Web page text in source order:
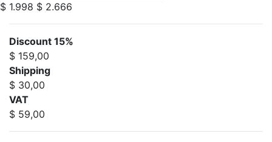
$ 1.998 $ 2.666
Discount 15%
$ 159,00
Shipping
$ 30,00
VAT
$ 59,00